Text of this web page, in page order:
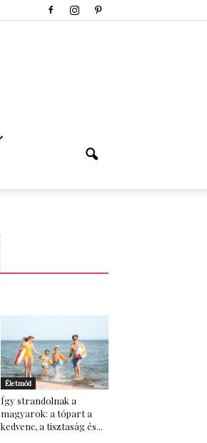
Életmód
Így strandolnak a
magyarok: a tópart a
kedvenc, a tisztaság és...